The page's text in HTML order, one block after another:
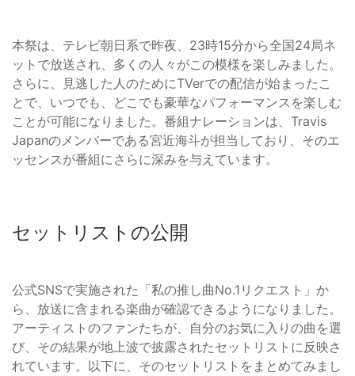
本祭は、テレビ朝日系で昨夜、23時15分から全国24局ネ
ットで放送され、多くの人々がこの模様を楽しみました。
さらに、見逃した人のためにTVerでの配信が始まったこ
とで、いつでも、どこでも豪華なパフォーマンスを楽しむ
ことが可能になりました。番組ナレーションは、Travis
Japanのメンバーである宮近海斗が担当しており、そのエ
ッセンスが番組にさらに深みを与えています。
セットリストの公開
公式SNSで実施された「私の推し曲No.1リクエスト」か
ら、放送に含まれる楽曲が確認できるようになりました。
アーティストのファンたちが、自分のお気に入りの曲を選
び、その結果が地上波で披露されたセットリストに反映さ
れています。以下に、そのセットリストをまとめてみまし